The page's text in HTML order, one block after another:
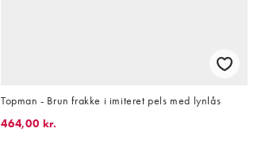
Topman - Brun frakke i imiteret pels med lynlås
464,00 kr.